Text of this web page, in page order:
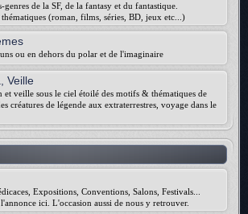
genres de la SF, de la fantasy et du fantastique.
(roman, films, séries, BD, jeux etc...)
ou en dehors du polar et de l'imaginaire
Veille
et veille sous le ciel étoilé des motifs & thématiques de
créatures de légende aux extraterrestres, voyage dans le
Expositions, Conventions, Salons, Festivals...
ici. L'occasion aussi de nous y retrouver.